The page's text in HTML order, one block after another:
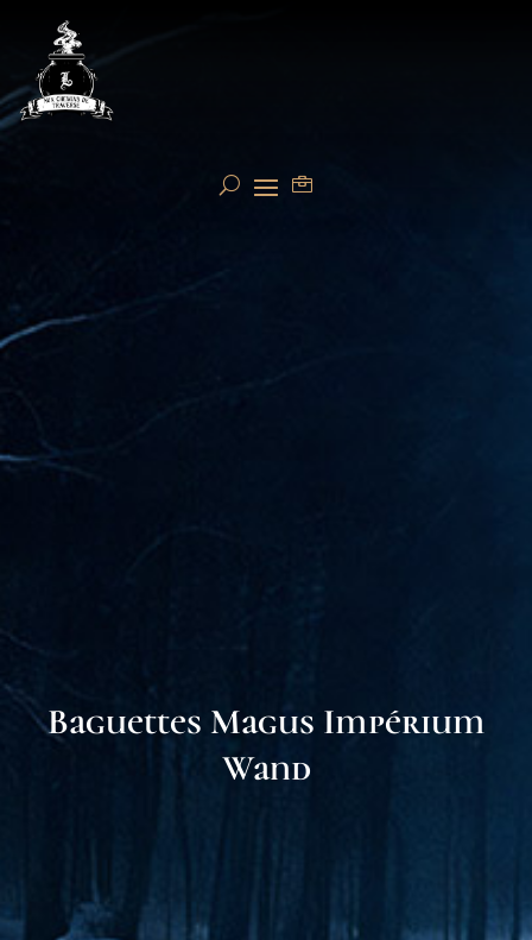
Baguettes Magus Impérium
Wand